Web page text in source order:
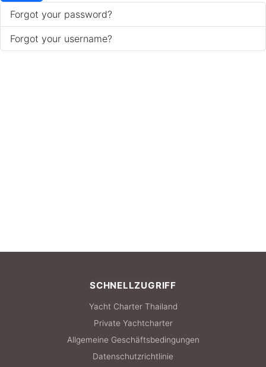
Forgot your password?
Forgot your username?
SCHNELLZUGRIFF
Yacht Charter Thailand
Private Yachtcharter
Allgemeine Geschäftsbedingungen
Datenschutzrichtlinie